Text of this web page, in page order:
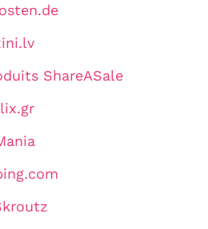
ShareASale